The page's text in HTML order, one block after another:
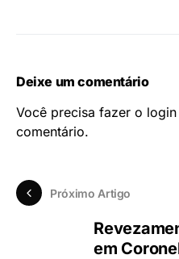
Deixe um comentário
Você precisa fazer o login
comentário.
Próximo Artigo
em